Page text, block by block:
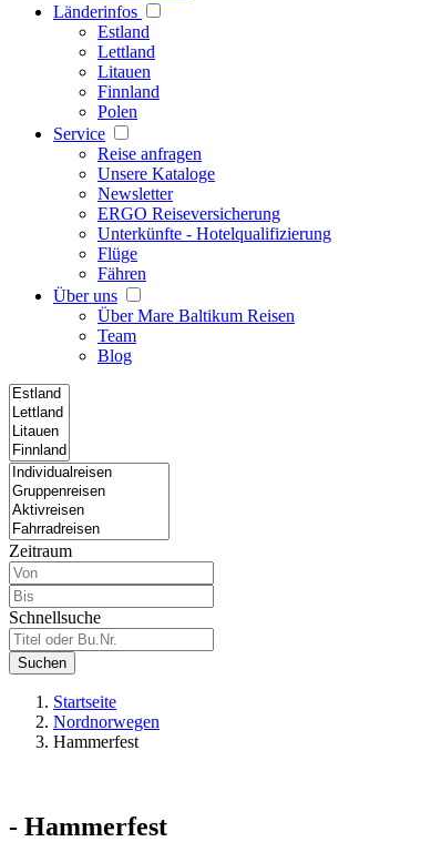
Länderinfos
Estland
Lettland
Litauen
Finnland
Polen
Service
Reise anfragen
Unsere Kataloge
Newsletter
ERGO Reiseversicherung
Unterkünfte - Hotelqualifizierung
Flüge
Fähren
Über uns
Über Mare Baltikum Reisen
Team
Blog
Zeitraum
Schnellsuche
Suchen
Startseite
Nordnorwegen
Hammerfest
- Hammerfest